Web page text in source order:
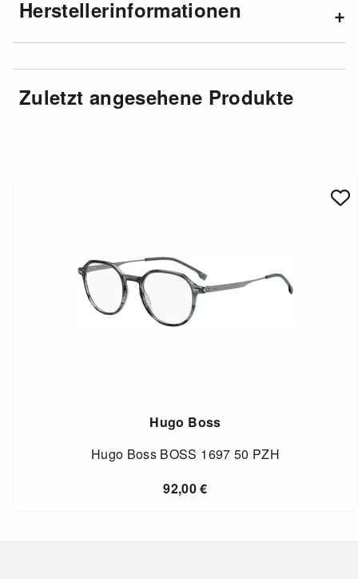
Herstellerinformationen
Zuletzt angesehene Produkte
Hugo Boss
Hugo Boss BOSS 1697 50 PZH
92,00€